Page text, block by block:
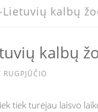
Lietuvių kalbų
kalbų
tiek turėjau laisvo